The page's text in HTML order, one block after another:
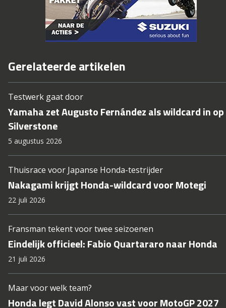
Gerelateerde artikelen
Testwerk gaat door
Yamaha zet Augusto Fernández als wildcard in op
Silverstone
5 augustus 2026
Thuisrace voor Japanse Honda-testrijder
Nakagami krijgt Honda-wildcard voor Motegi
22 juli 2026
Fransman tekent voor twee seizoenen
Eindelijk officieel: Fabio Quartararo naar Honda
21 juli 2026
Maar voor welk team?
Honda legt David Alonso vast voor MotoGP 2027